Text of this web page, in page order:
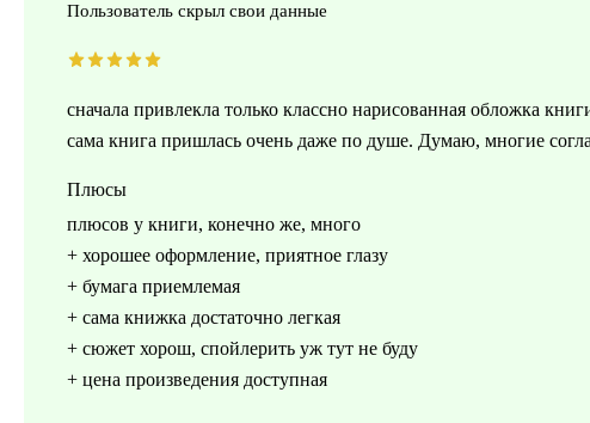
Пользователь скрыл свои данные
сначала привлекла только классно нарисованная обложка
сама книга пришлась очень даже по душе. Думаю, многие
Плюсы
плюсов у книги, конечно же, много
+ хорошее оформление, приятное глазу
+ бумага приемлемая
+ сама книжка достаточно легкая
+ сюжет хорош, спойлерить уж тут не буду
+ цена произведения доступная